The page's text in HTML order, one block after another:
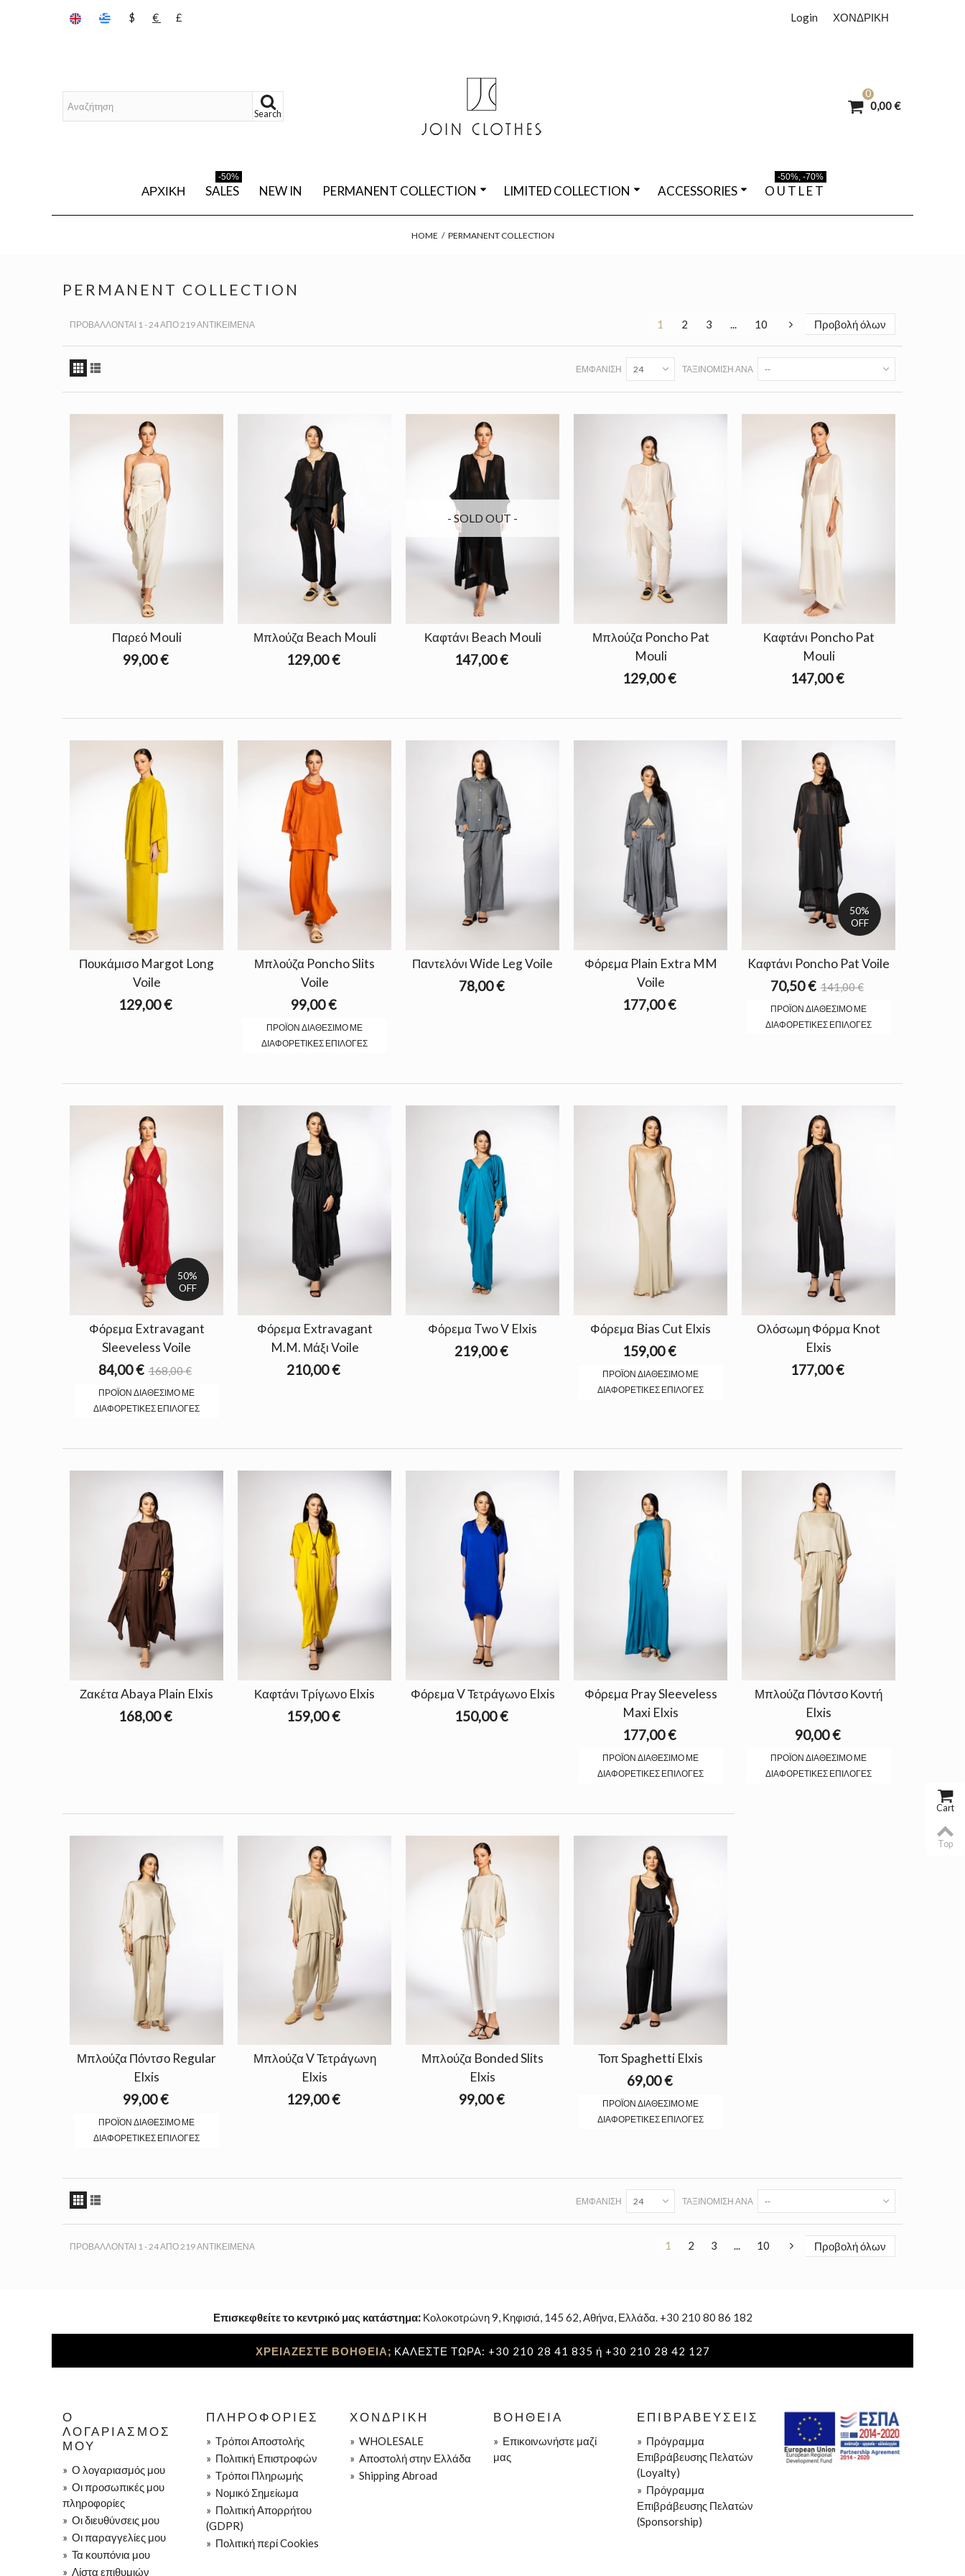
ΧΟΝΔΡΙΚΗ
Login
$ € £
Search
0
0,00 €
ΑΡΧΙΚΉ SALES
-50%
NEW IN PERMANENT COLLECTION LIMITED COLLECTION ACCESSORIES O U T L E T
-50%, -70%
HOME / PERMANENT COLLECTION
PERMANENT COLLECTION
1 2 3 ... 10 Προβολή όλων
ΠΡΟΒΆΛΛΟΝΤΑΙ 1 - 24 ΑΠΌ 219 ΑΝΤΙΚΕΊΜΕΝΑ
ΤΑΞΙΝΌΜΙΣΗ ΑΝΆ --
ΕΜΦΆΝΙΣΗ 24
Παρεό Mouli
99,00 €
Μπλούζα Beach Mouli
129,00 €
- SOLD OUT -
Καφτάνι Beach Mouli
147,00 €
Μπλούζα Poncho Pat
Mouli
129,00 €
Καφτάνι Poncho Pat
Mouli
147,00 €
Πουκάμισο Margot Long
Voile
129,00 €
Μπλούζα Poncho Slits
Voile
99,00 €
ΠΡΟΪΌΝ ΔΙΑΘΈΣΙΜΟ ΜΕ
ΔΙΑΦΟΡΕΤΙΚΈΣ ΕΠΙΛΟΓΈΣ
Παντελόνι Wide Leg Voile
78,00 €
Φόρεμα Plain Extra MM
Voile
177,00 €
50%
OFF
Kαφτάνι Poncho Pat Voile
70,50 € 141,00 €
ΠΡΟΪΌΝ ΔΙΑΘΈΣΙΜΟ ΜΕ
ΔΙΑΦΟΡΕΤΙΚΈΣ ΕΠΙΛΟΓΈΣ
50%
OFF
Φόρεμα Extravagant
Sleeveless Voile
84,00 € 168,00 €
ΠΡΟΪΌΝ ΔΙΑΘΈΣΙΜΟ ΜΕ
ΔΙΑΦΟΡΕΤΙΚΈΣ ΕΠΙΛΟΓΈΣ
Φόρεμα Extravagant
M.M. Μάξι Voile
210,00 €
Φόρεμα Two V Elxis
219,00 €
Φόρεμα Bias Cut Elxis
159,00 €
ΠΡΟΪΌΝ ΔΙΑΘΈΣΙΜΟ ΜΕ
ΔΙΑΦΟΡΕΤΙΚΈΣ ΕΠΙΛΟΓΈΣ
Ολόσωμη Φόρμα Knot
Elxis
177,00 €
Ζακέτα Abaya Plain Elxis
168,00 €
Καφτάνι Τρίγωνο Elxis
159,00 €
Φόρεμα V Τετράγωνο Elxis
150,00 €
Φόρεμα Pray Sleeveless
Maxi Elxis
177,00 €
ΠΡΟΪΌΝ ΔΙΑΘΈΣΙΜΟ ΜΕ
ΔΙΑΦΟΡΕΤΙΚΈΣ ΕΠΙΛΟΓΈΣ
Μπλούζα Πόντσο Κοντή
Elxis
90,00 €
ΠΡΟΪΌΝ ΔΙΑΘΈΣΙΜΟ ΜΕ
ΔΙΑΦΟΡΕΤΙΚΈΣ ΕΠΙΛΟΓΈΣ
Μπλούζα Πόντσο Regular
Elxis
99,00 €
ΠΡΟΪΌΝ ΔΙΑΘΈΣΙΜΟ ΜΕ
ΔΙΑΦΟΡΕΤΙΚΈΣ ΕΠΙΛΟΓΈΣ
Μπλούζα V Τετράγωνη
Elxis
129,00 €
Μπλούζα Bonded Slits
Elxis
99,00 €
Τοπ Spaghetti Elxis
69,00 €
ΠΡΟΪΌΝ ΔΙΑΘΈΣΙΜΟ ΜΕ
ΔΙΑΦΟΡΕΤΙΚΈΣ ΕΠΙΛΟΓΈΣ
ΤΑΞΙΝΌΜΙΣΗ ΑΝΆ --
ΕΜΦΆΝΙΣΗ 24
1 2 3 ... 10 Προβολή όλων
ΠΡΟΒΆΛΛΟΝΤΑΙ 1 - 24 ΑΠΌ 219 ΑΝΤΙΚΕΊΜΕΝΑ
Επισκεφθείτε το κεντρικό μας κατάστημα:Κολοκοτρώνη 9, Κηφισιά, 145 62, Αθήνα, Ελλάδα. +30 210 80 86 182
ΧΡΕΙΑΖΕΣΤΕ ΒΟΗΘΕΙΑ; ΚΑΛΕΣΤΕ ΤΩΡΑ: +30 210 28 41 835 ή +30 210 28 42 127
Ο
ΛΟΓΑΡΙΑΣΜΌΣ
ΜΟΥ
» Ο λογαριασμός μου
» Οι προσωπικές μου
πληροφορίες
» Οι διευθύνσεις μου
» Οι παραγγελίες μου
» Τα κουπόνια μου
» Λίστα επιθυμιών
ΠΛΗΡΟΦΟΡΊΕΣ
» Τρόποι Aποστολής
» Πολιτική Eπιστροφών
» Τρόποι Πληρωμής
» Νομικό Σημείωμα
» Πολιτική Απορρήτου
(GDPR)
» Πολιτική περί Cookies
ΧΟΝΔΡΙΚΉ
» WHOLESALE
» Aποστολή στην Ελλάδα
» Shipping Abroad
ΒΟΉΘΕΙΑ
» Επικοινωνήστε μαζί
μας
ΕΠΙΒΡΑΒΕΎΣΕΙΣ
» Πρόγραμμα
Επιβράβευσης Πελατών
(Loyalty)
» Πρόγραμμα
Επιβράβευσης Πελατών
(Sponsorship)
Cart
Top